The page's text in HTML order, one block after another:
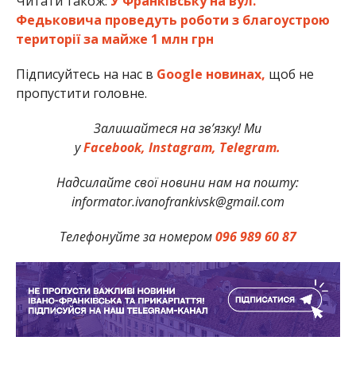
Федьковича проведуть роботи з благоустрою
території за майже 1 млн грн
Підписуйтесь на нас в Google новинах, щоб не
пропустити головне.
Залишайтеся на зв’язку! Ми
уFacebook, Instagram, Telegram.
Надсилайте свої новини нам на пошту:
informator.ivanofrankivsk@gmail.com
Телефонуйте за номером096 989 60 87